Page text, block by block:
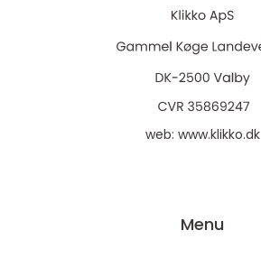
web: www.klikko.dk
Menu